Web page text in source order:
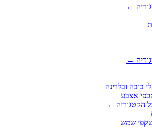
←
←
בובה ובלרינה
אצבע
הקטגוריה ←
שמש